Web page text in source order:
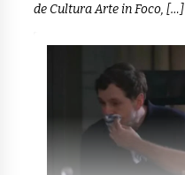
de Cultura Arte in Foco, […]